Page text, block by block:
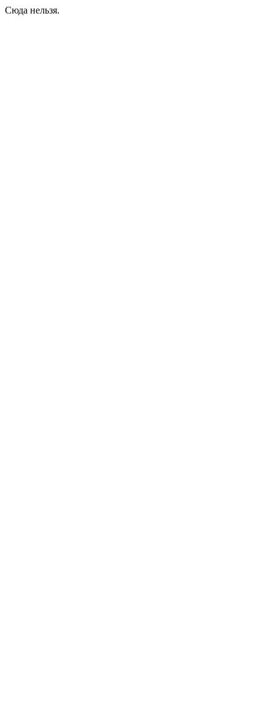
Сюда нельзя.